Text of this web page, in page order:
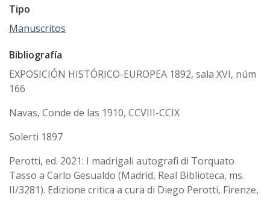
Tipo
Manuscritos
Bibliografía
EXPOSICIÓN HISTÓRICO-EUROPEA 1892, sala XVI, núm
166
Navas, Conde de las 1910, CCVIII-CCIX
Solerti 1897
Perotti, ed. 2021: I madrigali autografi di Torquato
Tasso a Carlo Gesualdo (Madrid, Real Biblioteca, ms.
II/3281). Edizione critica a cura di Diego Perotti, Firenze,